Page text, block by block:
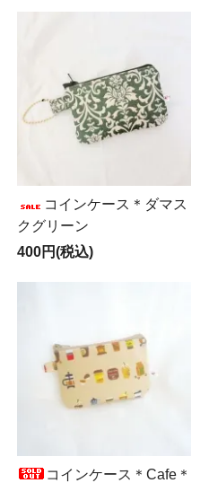
コインケース＊ダマス
クグリーン
400円(税込)
コインケース＊Cafe＊